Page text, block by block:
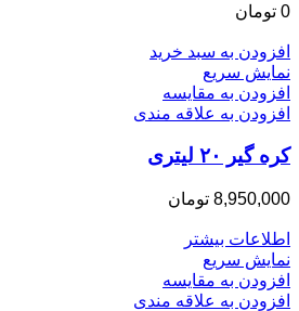
0 تومان
افزودن به سبد خرید
نمایش سریع
افزودن به مقایسه
افزودن به علاقه مندی
کره گیر ۲۰ لیتری
8,950,000 تومان
اطلاعات بیشتر
نمایش سریع
افزودن به مقایسه
افزودن به علاقه مندی